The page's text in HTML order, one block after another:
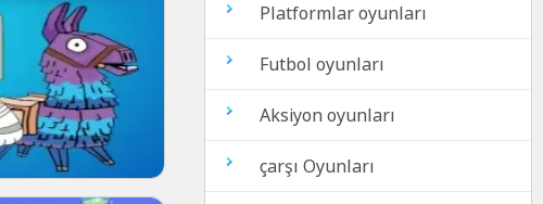
Platformlar oyunları
Futbol oyunları
Aksiyon oyunları
çarşı Oyunları